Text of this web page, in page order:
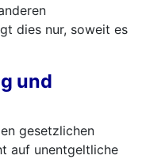
dies nur, soweit es
und
gesetzlichen
auf unentgeltliche